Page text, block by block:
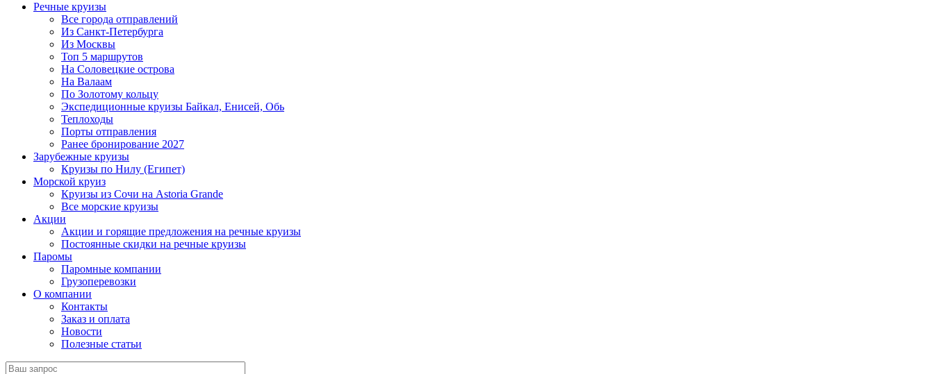
Речные круизы
Все города отправлений
Из Санкт-Петербурга
Из Москвы
Топ 5 маршрутов
На Соловецкие острова
На Валаам
По Золотому кольцу
Экспедиционные круизы Байкал, Енисей, Обь
Теплоходы
Порты отправления
Ранее бронирование 2027
Зарубежные круизы
Круизы по Нилу (Египет)
Морской круиз
Круизы из Сочи на Astoria Grande
Все морские круизы
Акции
Акции и горящие предложения на речные круизы
Постоянные скидки на речные круизы
Паромы
Паромные компании
Грузоперевозки
О компании
Контакты
Заказ и оплата
Новости
Полезные статьи